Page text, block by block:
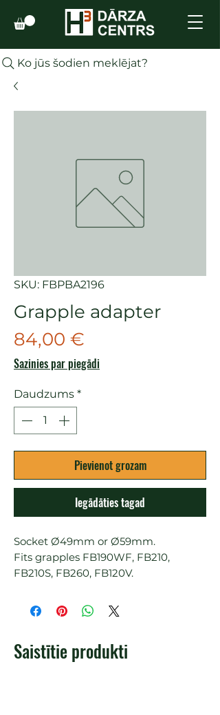
Ko jūs šodien meklējat?
SKU: FBPBA2196
Grapple adapter
84,00 €
Sazinies par piegādi
Daudzums *
Pievienot grozam
Iegādāties tagad
Socket Ø49mm or Ø59mm.
Fits grapples FB190WF, FB210,
FB210S, FB260, FB120V.
Saistītie produkti